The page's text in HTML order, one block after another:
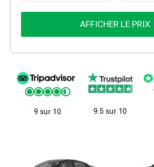
AFFICHER LE PRIX
9 sur 10 9.5 sur 10